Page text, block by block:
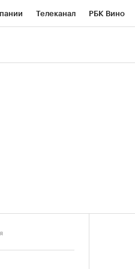
Телеканал РБК Вино